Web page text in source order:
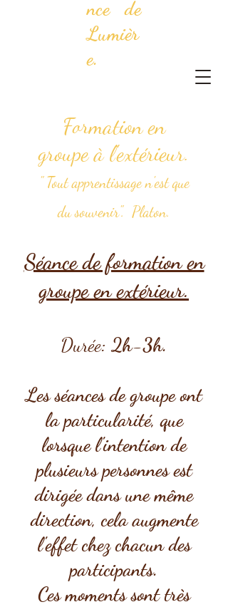
nce de
Lumièr
e.
Formation en
groupe à l'extérieur.
" Tout apprentissage n'est que
du souvenir". Platon.
Séance de formation en
groupe en extérieur.
Durée: 2h-3h.
Les séances de groupe ont
la particularité, que
lorsque l'intention de
plusieurs personnes est
dirigée dans une même
direction, cela augmente
l'effet chez chacun des
participants.
Ces moments sont très